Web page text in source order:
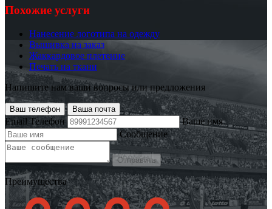
Похожие услуги
Нанесение логотипа на одежду
Вышивка на заказ
Жаккардовое плетение
Печать на ткани
Напишите нам ваши вопросы или предложения
Ваш телефон Ваша почта
Email Телефон
Ваше имя
Сообщение
Отправить
Преимущества